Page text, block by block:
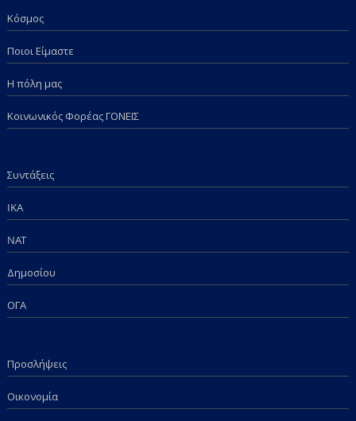
Κόσμος
Ποιοι Είμαστε
Η πόλη μας
Κοινωνικός Φορέας ΓΟΝΕΙΣ
Συντάξεις
IKA
NAT
Δημοσίου
ΟΓΑ
Προσλήψεις
Οικονομία